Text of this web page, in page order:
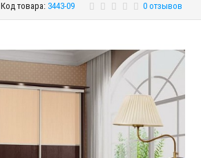
Код товара: 3443-09 0 отзывов